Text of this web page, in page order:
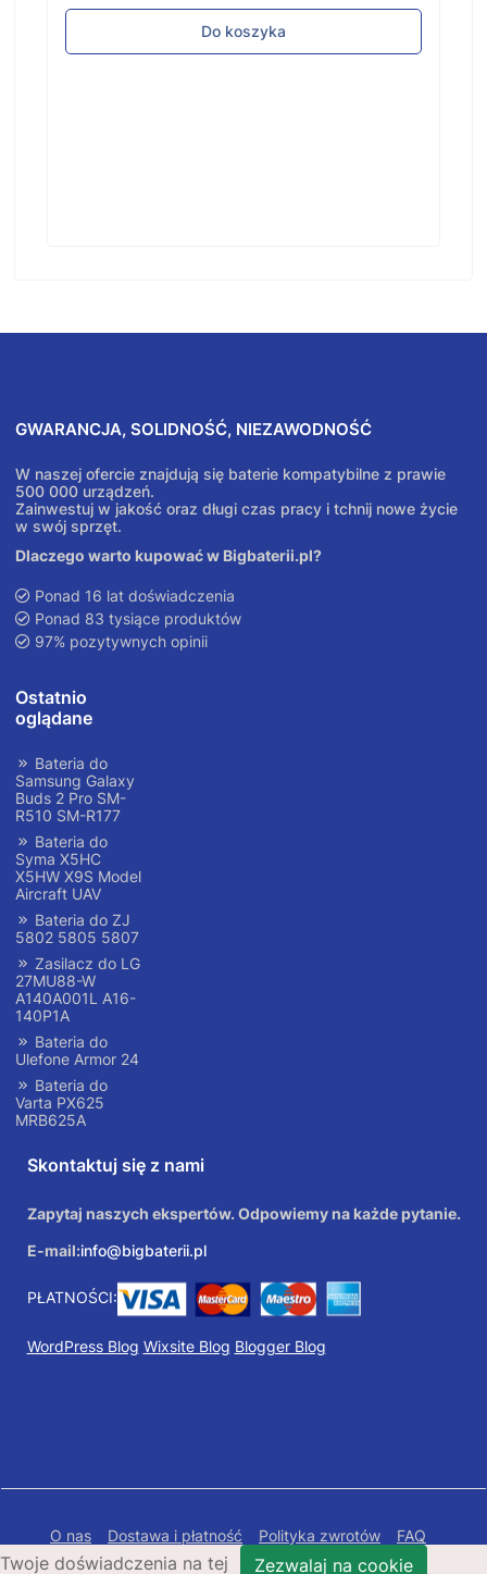
Do koszyka
GWARANCJA, SOLIDNOŚĆ, NIEZAWODNOŚĆ
W naszej ofercie znajdują się baterie kompatybilne z prawie
500 000 urządzeń.
Zainwestuj w jakość oraz długi czas pracy i tchnij nowe życie
w swój sprzęt.
Dlaczego warto kupować w Bigbaterii.pl?
Ponad 16 lat doświadczenia
Ponad 83 tysiące produktów
97% pozytywnych opinii
Ostatnio
oglądane
Bateria do
Samsung Galaxy
Buds 2 Pro SM-
R510 SM-R177
Bateria do
Syma X5HC
X5HW X9S Model
Aircraft UAV
Bateria do ZJ
5802 5805 5807
Zasilacz do LG
27MU88-W
A140A001L A16-
140P1A
Bateria do
Ulefone Armor 24
Bateria do
Varta PX625
MRB625A
Skontaktuj się z nami
Zapytaj naszych ekspertów. Odpowiemy na każde pytanie.
E-mail:info@bigbaterii.pl
PŁATNOŚCI:
WordPress Blog Wixsite Blog Blogger Blog
O nas Dostawa i płatność Polityka zwrotów
FAQ
Polityka prywatności
Mapa Strony
Twoje doświadczenia na tej Zezwalaj na cookie